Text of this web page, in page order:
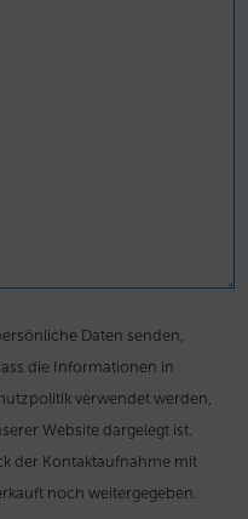
Daten senden,
die Informationen in
verwendet werden,
Website dargelegt ist.
der Kontaktaufnahme mit
noch weitergegeben.